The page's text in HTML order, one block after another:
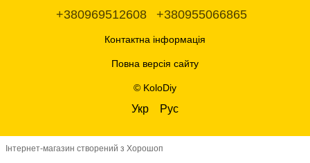
+380969512608 +380955066865
Контактна інформація
Повна версія сайту
© KoloDiy
Укр Рус
Інтернет-магазин створений з Хорошоп